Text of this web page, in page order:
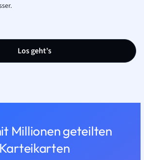
Los geht’s
Millionen geteilten
Karteikarten